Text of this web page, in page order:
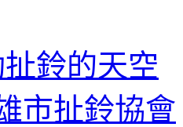
扯鈴的天空
市扯鈴協會